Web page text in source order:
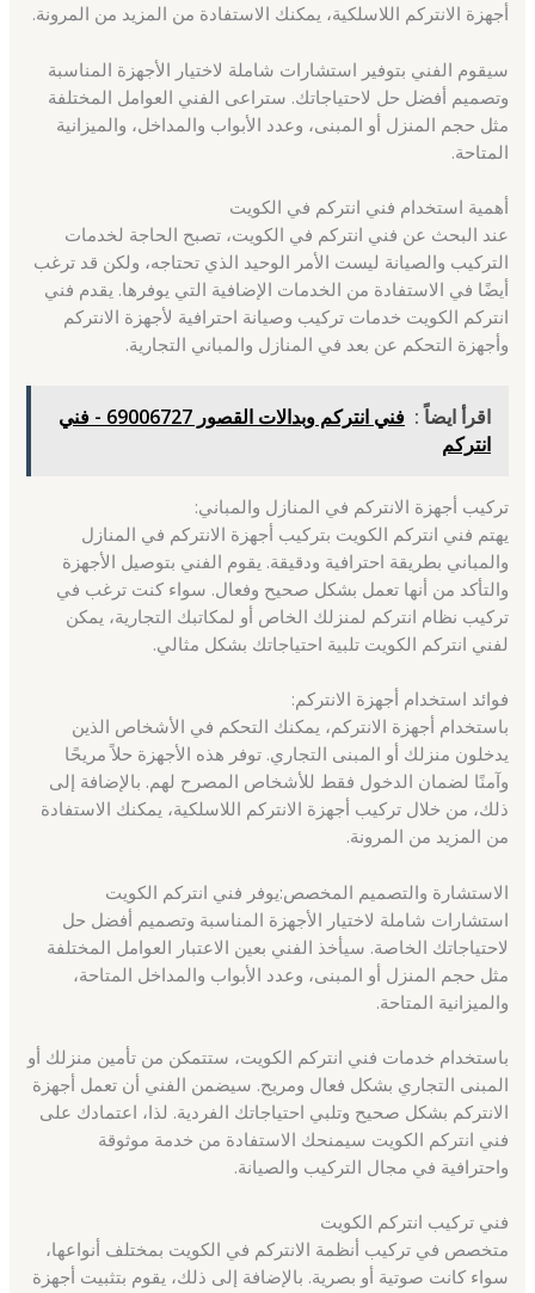
أجهزة الانتركم اللاسلكية، يمكنك الاستفادة من المزيد من المرونة.
سيقوم الفني بتوفير استشارات شاملة لاختيار الأجهزة المناسبة
وتصميم أفضل حل لاحتياجاتك. ستراعى الفني العوامل المختلفة
مثل حجم المنزل أو المبنى، وعدد الأبواب والمداخل، والميزانية
المتاحة.
أهمية استخدام فني انتركم في الكويت
عند البحث عن فني انتركم في الكويت، تصبح الحاجة لخدمات
التركيب والصيانة ليست الأمر الوحيد الذي تحتاجه، ولكن قد ترغب
أيضًا في الاستفادة من الخدمات الإضافية التي يوفرها. يقدم فني
انتركم الكويت خدمات تركيب وصيانة احترافية لأجهزة الانتركم
وأجهزة التحكم عن بعد في المنازل والمباني التجارية.
اقرأ ايضاً :
فني انتركم وبدالات القصور 69006727 - فني
انتركم
تركيب أجهزة الانتركم في المنازل والمباني:
يهتم فني انتركم الكويت بتركيب أجهزة الانتركم في المنازل
والمباني بطريقة احترافية ودقيقة. يقوم الفني بتوصيل الأجهزة
والتأكد من أنها تعمل بشكل صحيح وفعال. سواء كنت ترغب في
تركيب نظام انتركم لمنزلك الخاص أو لمكاتبك التجارية، يمكن
لفني انتركم الكويت تلبية احتياجاتك بشكل مثالي.
فوائد استخدام أجهزة الانتركم:
باستخدام أجهزة الانتركم، يمكنك التحكم في الأشخاص الذين
يدخلون منزلك أو المبنى التجاري. توفر هذه الأجهزة حلاً مريحًا
وآمنًا لضمان الدخول فقط للأشخاص المصرح لهم. بالإضافة إلى
ذلك، من خلال تركيب أجهزة الانتركم اللاسلكية، يمكنك الاستفادة
من المزيد من المرونة.
الاستشارة والتصميم المخصص:يوفر فني انتركم الكويت
استشارات شاملة لاختيار الأجهزة المناسبة وتصميم أفضل حل
لاحتياجاتك الخاصة. سيأخذ الفني بعين الاعتبار العوامل المختلفة
مثل حجم المنزل أو المبنى، وعدد الأبواب والمداخل المتاحة،
والميزانية المتاحة.
باستخدام خدمات فني انتركم الكويت، ستتمكن من تأمين منزلك أو
المبنى التجاري بشكل فعال ومريح. سيضمن الفني أن تعمل أجهزة
الانتركم بشكل صحيح وتلبي احتياجاتك الفردية. لذا، اعتمادك على
فني انتركم الكويت سيمنحك الاستفادة من خدمة موثوقة
واحترافية في مجال التركيب والصيانة.
فني تركيب انتركم الكويت
متخصص في تركيب أنظمة الانتركم في الكويت بمختلف أنواعها،
سواء كانت صوتية أو بصرية. بالإضافة إلى ذلك، يقوم بتثبيت أجهزة